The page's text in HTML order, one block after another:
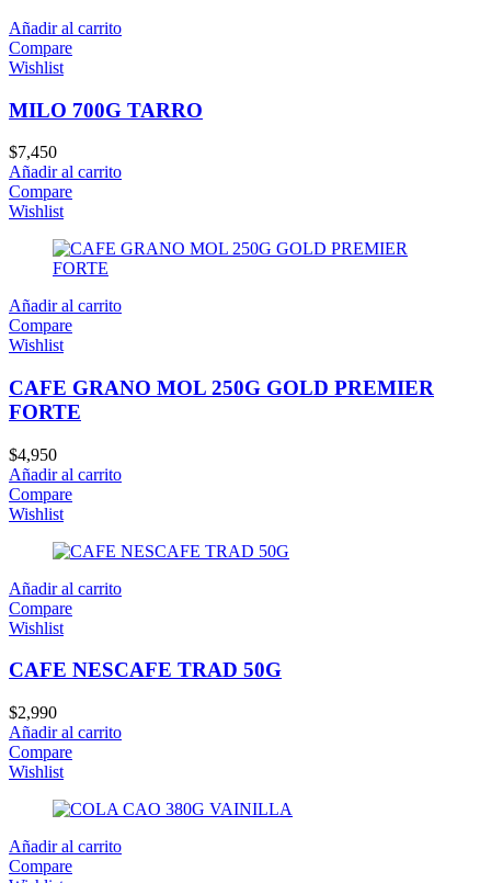
Añadir al carrito
Compare
Wishlist
MILO 700G TARRO
$7,450
Añadir al carrito
Compare
Wishlist
Añadir al carrito
Compare
Wishlist
CAFE GRANO MOL 250G GOLD PREMIER
FORTE
$4,950
Añadir al carrito
Compare
Wishlist
Añadir al carrito
Compare
Wishlist
CAFE NESCAFE TRAD 50G
$2,990
Añadir al carrito
Compare
Wishlist
Añadir al carrito
Compare